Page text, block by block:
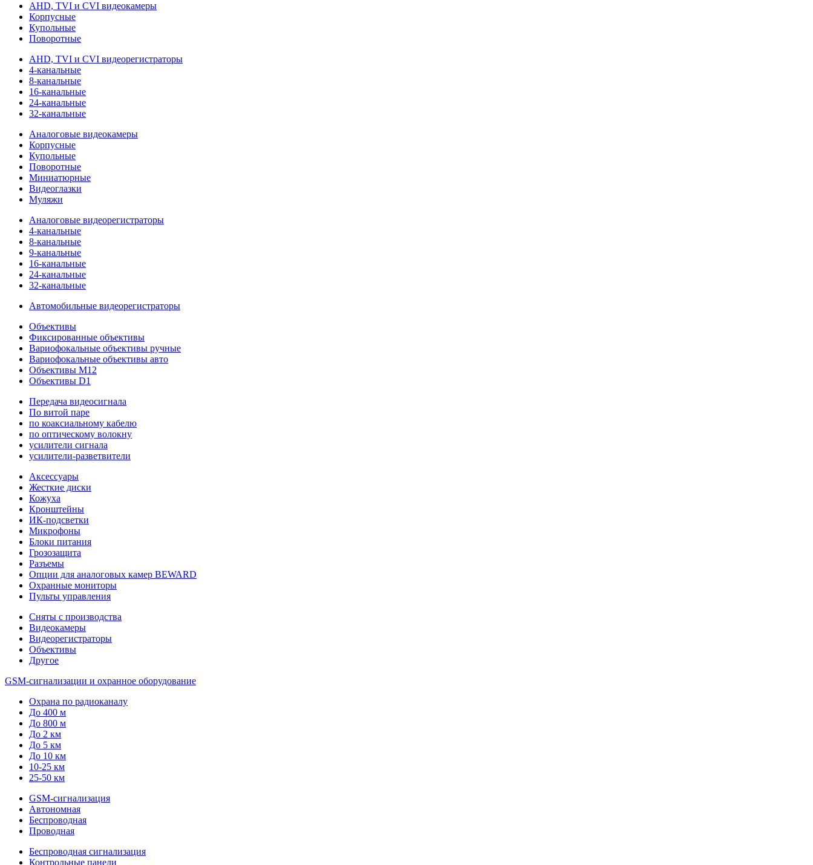
AHD, TVI и CVI видеокамеры
Корпусные
Купольные
Поворотные
AHD, TVI и CVI видеорегистраторы
4-канальные
8-канальные
16-канальные
24-канальные
32-канальные
Аналоговые видеокамеры
Корпусные
Купольные
Поворотные
Миниатюрные
Видеоглазки
Муляжи
Аналоговые видеорегистраторы
4-канальные
8-канальные
9-канальные
16-канальные
24-канальные
32-канальные
Автомобильные видеорегистраторы
Объективы
Фиксированные объективы
Вариофокальные объективы ручные
Вариофокальные объективы авто
Объективы M12
Объективы D1
Передача видеосигнала
По витой паре
по коаксиальному кабелю
по оптическому волокну
усилители сигнала
усилители-разветвители
Аксессуары
Жесткие диски
Кожуха
Кронштейны
ИК-подсветки
Микрофоны
Блоки питания
Грозозащита
Разъемы
Опции для аналоговых камер BEWARD
Охранные мониторы
Пульты управления
Сняты с производства
Видеокамеры
Видеорегистраторы
Объективы
Другое
GSM-сигнализации и охранное оборудование
Охрана по радиоканалу
До 400 м
До 800 м
До 2 км
До 5 км
До 10 км
10-25 км
25-50 км
GSM-сигнализация
Автономная
Беспроводная
Проводная
Беспроводная сигнализация
Контрольные панели